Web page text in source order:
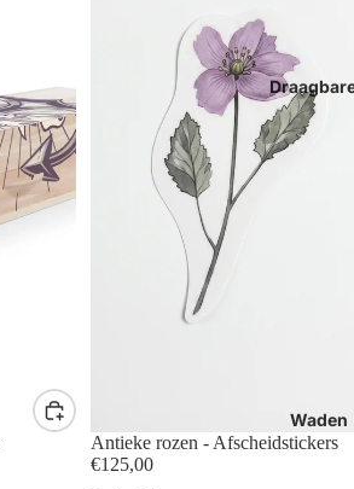
Waden
Antieke rozen - Afscheidstickers
€125,00